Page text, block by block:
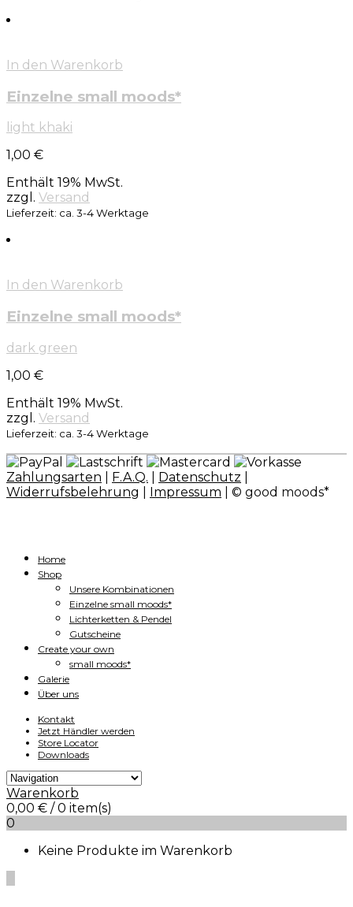
In den Warenkorb
Einzelne small moods*
light khaki
1,00 €
Enthält 19% MwSt.
zzgl. Versand
Lieferzeit: ca. 3-4 Werktage
In den Warenkorb
Einzelne small moods*
dark green
1,00 €
Enthält 19% MwSt.
zzgl. Versand
Lieferzeit: ca. 3-4 Werktage
Zahlungsarten F.A.Q. Datenschutz
Widerrufsbelehrung
Impressum | © good moods*
Home
Shop
Unsere Kombinationen
Einzelne small moods*
Lichterketten & Pendel
Gutscheine
Create your own
small moods*
Galerie
Über uns
Kontakt
Jetzt Händler werden
Store Locator
Downloads
Warenkorb
0,00 € / 0 item(s)
0
Keine Produkte im Warenkorb